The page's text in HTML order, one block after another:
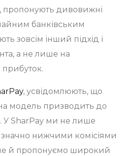
пропонують дивовижні
банківським
зовсім інший підхід і
а не лише на
, усвідомлюють, що
модель призводить до
У SharPay ми не лише
значно нижчими комісіями
й пропонуємо широкий